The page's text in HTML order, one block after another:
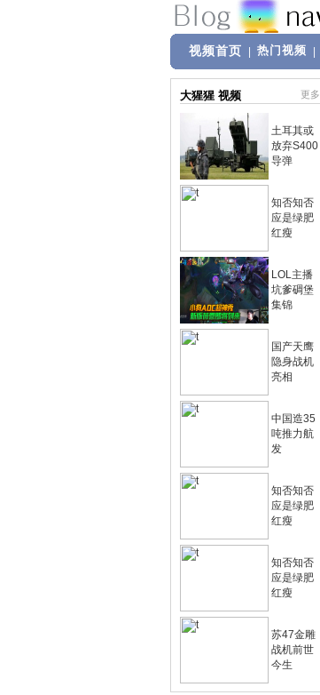
视频首页 热门视频
大猩猩 视频 更多
土耳其或
放弃S400
导弹
知否知否
应是绿肥
红瘦
LOL主播
坑爹碉堡
集锦
国产天鹰
隐身战机
亮相
中国造35
吨推力航
发
知否知否
应是绿肥
红瘦
知否知否
应是绿肥
红瘦
苏47金雕
战机前世
今生